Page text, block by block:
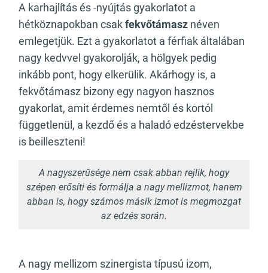
A karhajlítás és -nyújtás gyakorlatot a
hétköznapokban csakfekvőtámasz néven
emlegetjük. Ezt a gyakorlatot a férfiak általában
nagy kedvvel gyakorolják, a hölgyek pedig
inkább pont, hogy elkerülik. Akárhogy is, a
fekvőtámasz bizony egy nagyon hasznos
gyakorlat, amit érdemes nemtől és kortól
függetlenül, a kezdő és a haladó edzéstervekbe
is beilleszteni!
A nagyszerűsége nem csak abban rejlik, hogy
szépen erősíti és formálja a nagy mellizmot, hanem
abban is, hogy számos másik izmot is megmozgat
az edzés során.
A nagy mellizom szinergista típusú izom,